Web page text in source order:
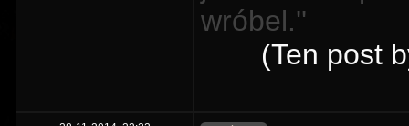
wróbel.''
(Ten post